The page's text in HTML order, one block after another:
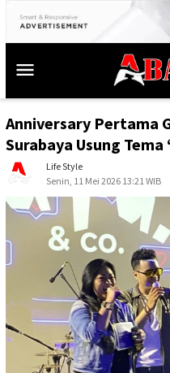
Anniversary Pertama
Surabaya Usung Tema
Life Style
Senin, 11 Mei 2026 13:21 WIB